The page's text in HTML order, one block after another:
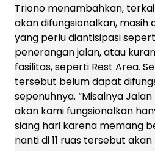
Triono menambahkan,
akan difungsionalkan, masih
yang perlu diantisipasi
penerangan jalan, atau
fasilitas, seperti Rest Area.
tersebut belum dapat
sepenuhnya. “Misalnya
akan kami fungsionalkan
siang hari karena memang
nanti di 11 ruas tersebut